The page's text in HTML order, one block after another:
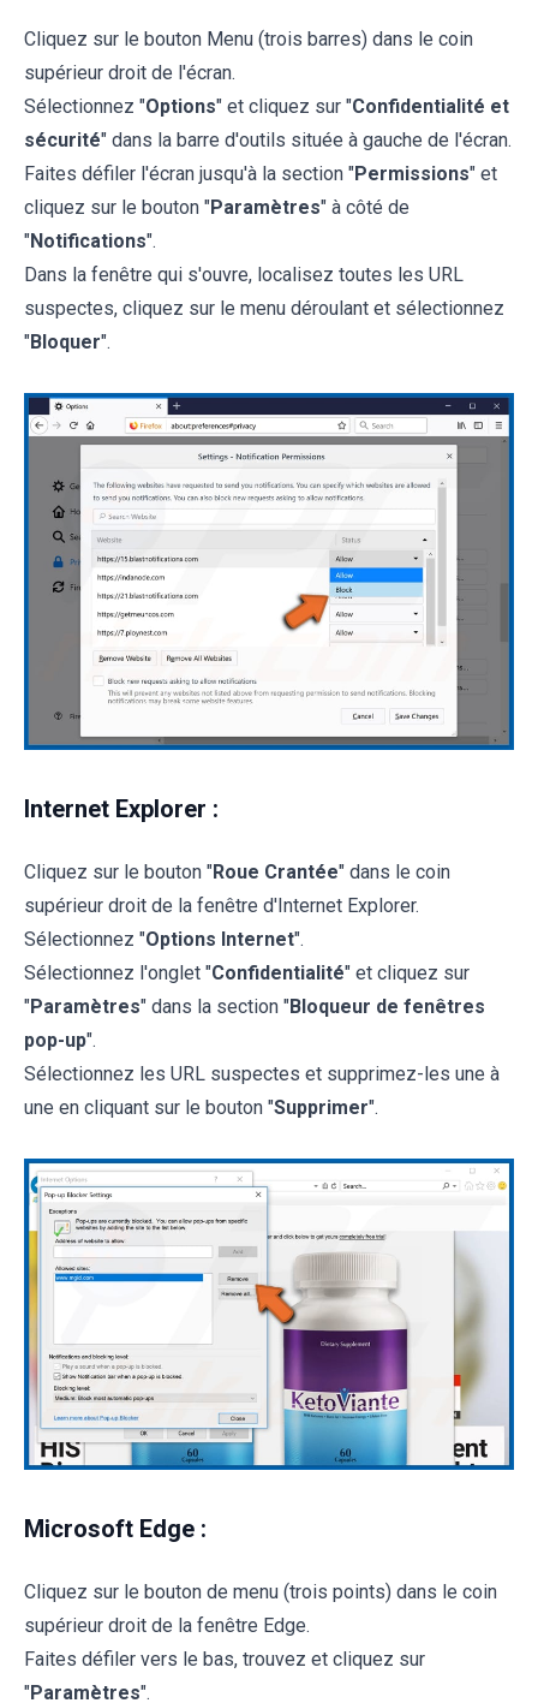
Cliquez sur le bouton Menu (trois barres) dans le coin
supérieur droit de l'écran.
Sélectionnez "Options" et cliquez sur "Confidentialité et
sécurité" dans la barre d'outils située à gauche de l'écran.
Faites défiler l'écran jusqu'à la section "Permissions" et
cliquez sur le bouton "Paramètres" à côté de
"Notifications".
Dans la fenêtre qui s'ouvre, localisez toutes les URL
suspectes, cliquez sur le menu déroulant et sélectionnez
"Bloquer".
Internet Explorer :
Cliquez sur le bouton "Roue Crantée" dans le coin
supérieur droit de la fenêtre d'Internet Explorer.
Sélectionnez "Options Internet".
Sélectionnez l'onglet "Confidentialité" et cliquez sur
"Paramètres" dans la section "Bloqueur de fenêtres
pop-up".
Sélectionnez les URL suspectes et supprimez-les une à
une en cliquant sur le bouton "Supprimer".
Microsoft Edge :
Cliquez sur le bouton de menu (trois points) dans le coin
supérieur droit de la fenêtre Edge.
Faites défiler vers le bas, trouvez et cliquez sur
"Paramètres".